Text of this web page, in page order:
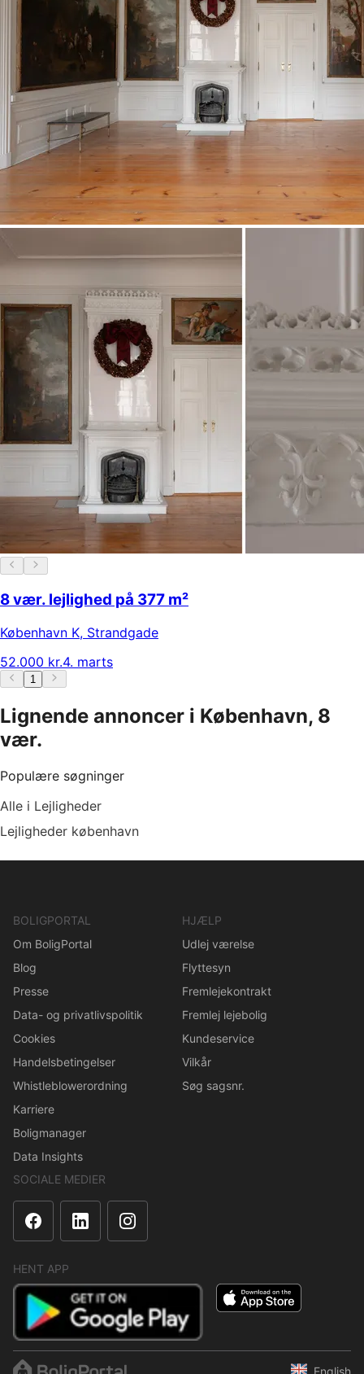
8 vær. lejlighed på 377 m²
København K, Strandgade
52.000 kr.4. marts
1
Lignende annoncer i København, 8
vær.
Populære søgninger
Alle i Lejligheder
Lejligheder københavn
BOLIGPORTAL
Om BoligPortal
Blog
Presse
Data- og privatlivspolitik
Cookies
Handelsbetingelser
Whistleblowerordning
Karriere
Boligmanager
Data Insights
HJÆLP
Udlej værelse
Flyttesyn
Fremlejekontrakt
Fremlej lejebolig
Kundeservice
Vilkår
Søg sagsnr.
SOCIALE MEDIER
HENT APP
English